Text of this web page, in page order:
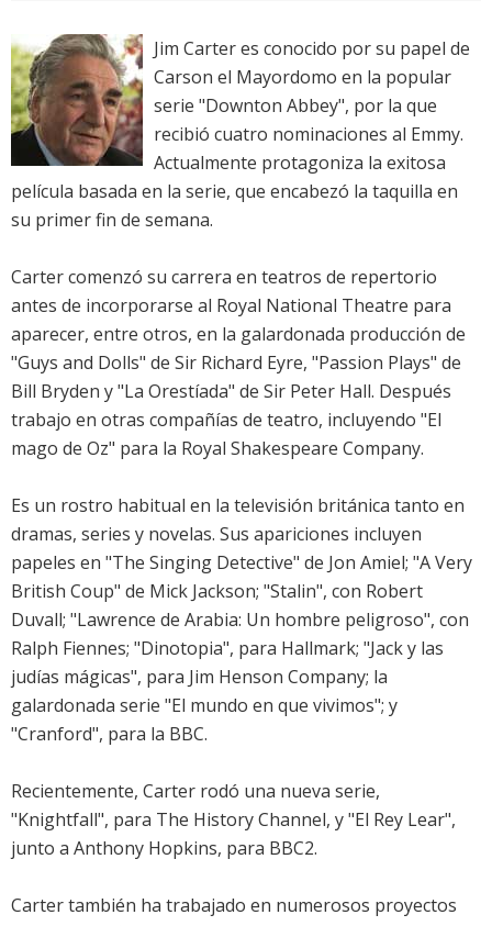
Jim Carter es conocido por su papel de
Carson el Mayordomo en la popular
serie "Downton Abbey", por la que
recibió cuatro nominaciones al Emmy.
Actualmente protagoniza la exitosa
película basada en la serie, que encabezó la taquilla en
su primer fin de semana.
Carter comenzó su carrera en teatros de repertorio
antes de incorporarse al Royal National Theatre para
aparecer, entre otros, en la galardonada producción de
"Guys and Dolls" de Sir Richard Eyre, "Passion Plays" de
Bill Bryden y "La Orestíada" de Sir Peter Hall. Después
trabajo en otras compañías de teatro, incluyendo "El
mago de Oz" para la Royal Shakespeare Company.
Es un rostro habitual en la televisión británica tanto en
dramas, series y novelas. Sus apariciones incluyen
papeles en "The Singing Detective" de Jon Amiel; "A Very
British Coup" de Mick Jackson; "Stalin", con Robert
Duvall; "Lawrence de Arabia: Un hombre peligroso", con
Ralph Fiennes; "Dinotopia", para Hallmark; "Jack y las
judías mágicas", para Jim Henson Company; la
galardonada serie "El mundo en que vivimos"; y
"Cranford", para la BBC.
Recientemente, Carter rodó una nueva serie,
"Knightfall", para The History Channel, y "El Rey Lear",
junto a Anthony Hopkins, para BBC2.
Carter también ha trabajado en numerosos proyectos